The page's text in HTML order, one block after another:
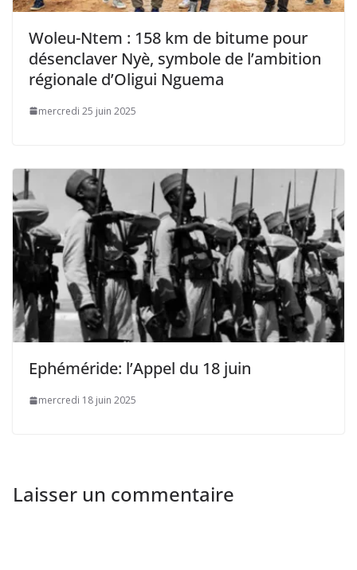
Woleu-Ntem : 158 km de bitume pour
désenclaver Nyè, symbole de l’ambition
régionale d’Oligui Nguema
mercredi 25 juin 2025
Ephéméride: l’Appel du 18 juin
mercredi 18 juin 2025
Laisser un commentaire